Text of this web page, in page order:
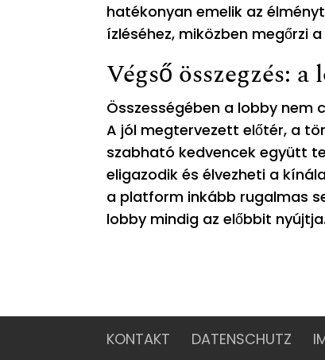
hatékonyan emelik az
ízléséhez, miközben megőrzi
Végső összegzés:
Összességében a lobby nem
A jól megtervezett előtér, a
szabható kedvencek együtt
eligazodik és élvezheti a
a platform inkább rugalmas
lobby mindig az előbbit nyújtja.
KONTAKT DATENSCHUTZ